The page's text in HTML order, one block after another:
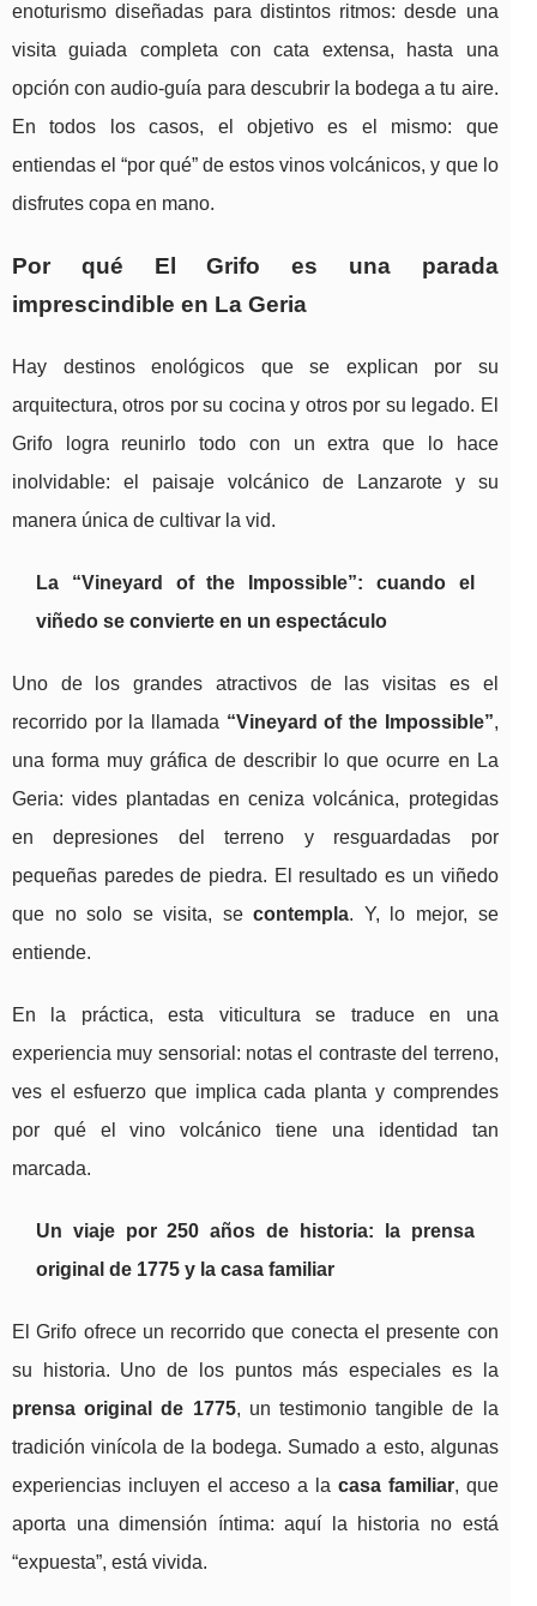
enoturismo diseñadas para distintos ritmos: desde una
visita guiada completa con cata extensa, hasta una
opción con audio-guía para descubrir la bodega a tu aire.
En todos los casos, el objetivo es el mismo: que
entiendas el “por qué” de estos vinos volcánicos, y que lo
disfrutes copa en mano.
Por qué El Grifo es una parada
imprescindible en La Geria
Hay destinos enológicos que se explican por su
arquitectura, otros por su cocina y otros por su legado. El
Grifo logra reunirlo todo con un extra que lo hace
inolvidable: el paisaje volcánico de Lanzarote y su
manera única de cultivar la vid.
La “Vineyard of the Impossible”: cuando el
viñedo se convierte en un espectáculo
Uno de los grandes atractivos de las visitas es el
recorrido por la llamada “Vineyard of the Impossible”,
una forma muy gráfica de describir lo que ocurre en La
Geria: vides plantadas en ceniza volcánica, protegidas
en depresiones del terreno y resguardadas por
pequeñas paredes de piedra. El resultado es un viñedo
que no solo se visita, secontempla. Y, lo mejor, se
entiende.
En la práctica, esta viticultura se traduce en una
experiencia muy sensorial: notas el contraste del terreno,
ves el esfuerzo que implica cada planta y comprendes
por qué el vino volcánico tiene una identidad tan
marcada.
Un viaje por 250 años de historia: la prensa
original de 1775 y la casa familiar
El Grifo ofrece un recorrido que conecta el presente con
su historia. Uno de los puntos más especiales es la
prensa original de 1775, un testimonio tangible de la
tradición vinícola de la bodega. Sumado a esto, algunas
experiencias incluyen el acceso a la casa familiar, que
aporta una dimensión íntima: aquí la historia no está
“expuesta”, está vivida.